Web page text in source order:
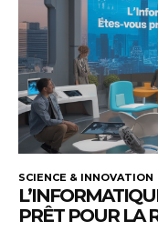
SCIENCE & INNOVATION
PRÊT POUR LA